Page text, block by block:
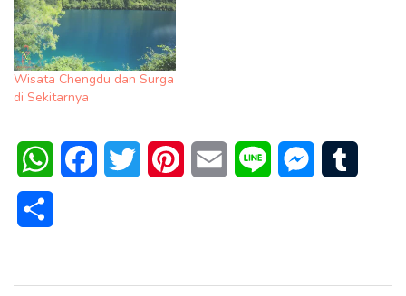
Wisata Chengdu dan Surga
di Sekitarnya
WhatsAppFacebookTwitter PinterestEmail Line Messenger